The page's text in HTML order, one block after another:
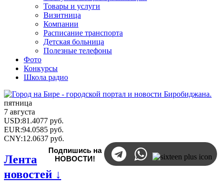
Товары и услуги
Визитница
Компании
Расписание транспорта
Детская больница
Полезные телефоны
Фото
Конкурсы
Школа радио
пятница
7 августа
USD:81.4077 руб.
EUR:94.0585 руб.
CNY:12.0637 руб.
Подпишись на
НОВОСТИ!
Лента
новостей ↓